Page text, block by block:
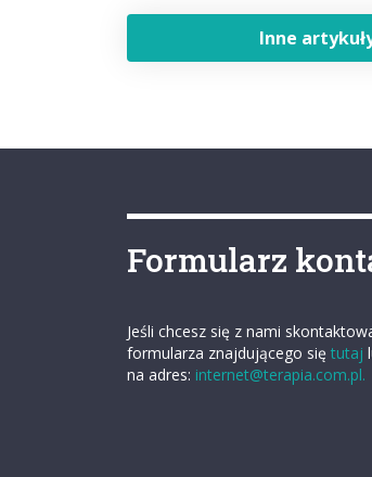
Inne
Formularz
Jeśli chcesz się z nami
formularza znajdującego się tutaj
na adres: internet@terapia.com.pl.